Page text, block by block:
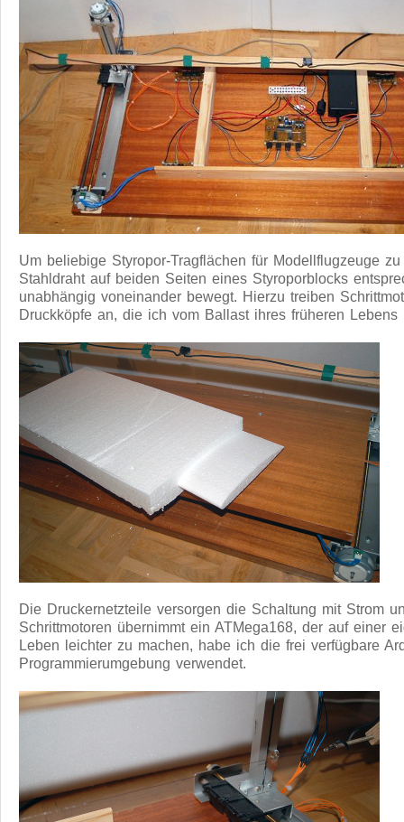
Um beliebige Styropor-Tragflächen für Modellflugzeuge
Stahldraht auf beiden Seiten eines Styroporblocks
unabhängig voneinander bewegt. Hierzu treiben
Druckköpfe an, die ich vom Ballast ihres früheren Lebens
Die Druckernetzteile versorgen die Schaltung mit Strom
Schrittmotoren übernimmt ein ATMega168, der auf einer
Leben leichter zu machen, habe ich die frei verfügbare
Programmierumgebung verwendet.